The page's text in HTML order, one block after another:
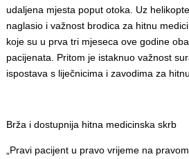
udaljena mjesta poput otoka. Uz
naglasio i važnost brodica za hitnu
koje su u prva tri mjeseca ove godine
pacijenata. Pritom je istaknuo važnost
ispostava s liječnicima i zavodima za
Brža i dostupnija hitna medicinska skrb
„Pravi pacijent u pravo vrijeme na